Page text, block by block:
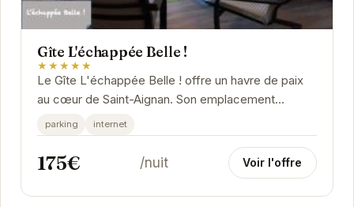
Gîte L'échappée Belle !
★★★★★
Le Gîte L'échappée Belle ! offre un havre de paix
au cœur de Saint-Aignan. Son emplacement
privilégié vous permet de profiter pleinement des...
parking internet
175€ /nuit Voir l'offre